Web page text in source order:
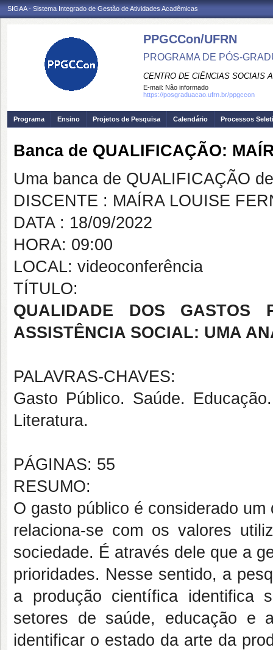
SIGAA - Sistema Integrado de Gestão de Atividades Acadêmicas
PPGCCon/UFRN
PROGRAMA DE PÓS-
CENTRO DE CIÊNCIAS SOCIAIS
E-mail: Não informado
https://posgraduacao.ufrn.br/ppgccon
Programa Ensino Projetos de Pesquisa Calendário Processos
Banca de QUALIFICAÇÃO:
Uma banca de QUALIFICAÇÃO
DISCENTE : MAÍRA LOUISE
DATA : 18/09/2022
HORA: 09:00
LOCAL: videoconferência
TÍTULO:
QUALIDADE DOS GASTOS
ASSISTÊNCIA SOCIAL: UMA
PALAVRAS-CHAVES:
Gasto Público. Saúde.
Literatura.
PÁGINAS: 55
RESUMO:
O gasto público é considerado
relaciona-se com os valores
sociedade. É através dele que a
prioridades. Nesse sentido, a
a produção científica identifica
setores de saúde, educação e
identificar o estado da arte da